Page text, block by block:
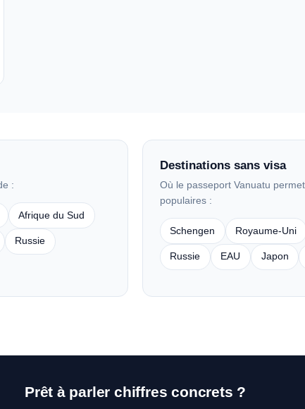
:
Afrique du Sud
Russie
Destinations sans visa
Où le passeport Vanuatu
populaires :
Schengen Royaume-Uni
Russie EAU Japon
Prêt à parler chiffres concrets ?